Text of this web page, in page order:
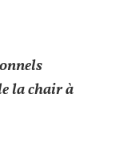
la chair à